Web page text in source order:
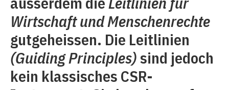
Wirtschaft und Menschenrechte
gutgeheissen. Die Leitlinien
(Guiding Principles)sind jedoch
kein klassisches CSR-